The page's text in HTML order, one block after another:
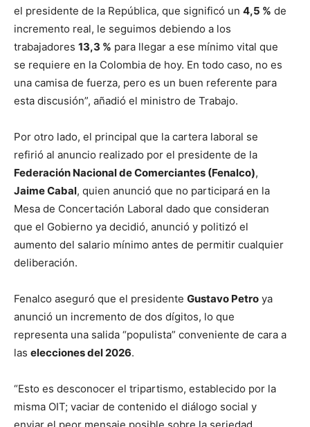
el presidente de la República, que significó un 4,5 % de
incremento real, le seguimos debiendo a los
trabajadores 13,3 % para llegar a ese mínimo vital que
se requiere en la Colombia de hoy. En todo caso, no es
una camisa de fuerza, pero es un buen referente para
esta discusión”, añadió el ministro de Trabajo.
Por otro lado, el principal que la cartera laboral se
refirió al anuncio realizado por el presidente de la
Federación Nacional de Comerciantes (Fenalco),
Jaime Cabal, quien anunció que no participará en la
Mesa de Concertación Laboral dado que consideran
que el Gobierno ya decidió, anunció y politizó el
aumento del salario mínimo antes de permitir cualquier
deliberación.
Fenalco aseguró que el presidente Gustavo Petro ya
anunció un incremento de dos dígitos, lo que
representa una salida “populista” conveniente de cara a
las elecciones del 2026.
“Esto es desconocer el tripartismo, establecido por la
misma OIT; vaciar de contenido el diálogo social y
enviar el peor mensaje posible sobre la seriedad